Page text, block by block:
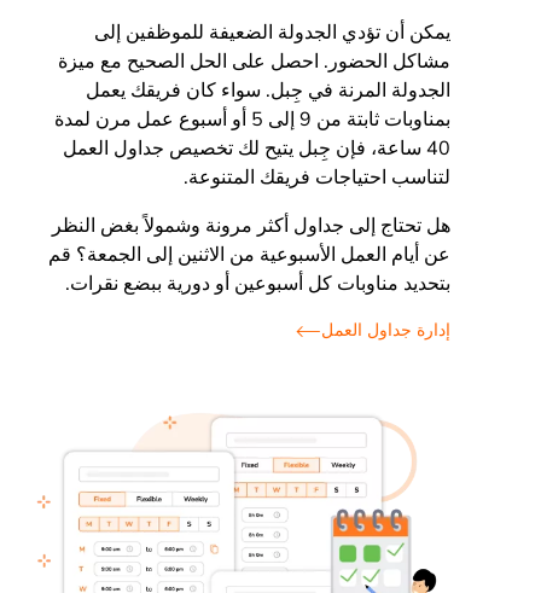
يمكن أن تؤدي الجدولة الضعيفة للموظفين إلى
مشاكل الحضور. احصل على الحل الصحيح مع ميزة
الجدولة المرنة في جِبل. سواء كان فريقك يعمل
بمناوبات ثابتة من 9 إلى 5 أو أسبوع عمل مرن لمدة
40 ساعة، فإن جِبل يتيح لك تخصيص جداول العمل
لتناسب احتياجات فريقك المتنوعة.
هل تحتاج إلى جداول أكثر مرونة وشمولاً بغض النظر
عن أيام العمل الأسبوعية من الاثنين إلى الجمعة؟ قم
بتحديد مناوبات كل أسبوعين أو دورية ببضع نقرات.
إدارة جداول العمل